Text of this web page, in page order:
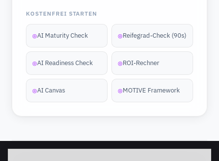
KOSTENFREI STARTEN
◎AI Maturity Check ◎Reifegrad-Check (90s)
◎AI Readiness Check ◎ROI-Rechner
◎AI Canvas ◎MOTIVE Framework